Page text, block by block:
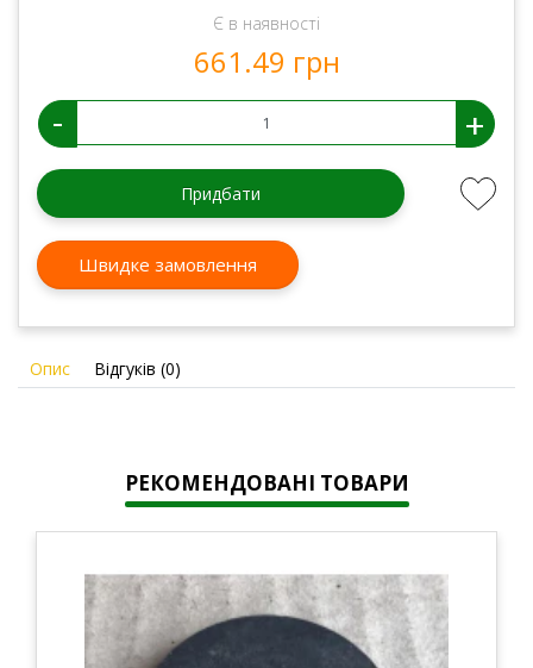
Є в наявності
661.49 грн
- +
Придбати
Швидке замовлення
Опис Відгуків (0)
РЕКОМЕНДОВАНІ ТОВАРИ